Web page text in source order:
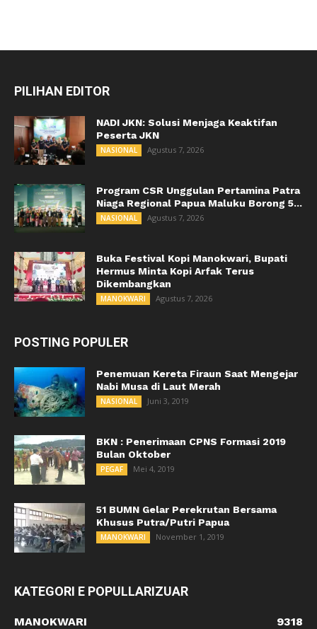
PILIHAN EDITOR
NADI JKN: Solusi Menjaga Keaktifan
Peserta JKN
NASIONAL Agustus 7, 2026
Program CSR Unggulan Pertamina Patra
Niaga Regional Papua Maluku Borong 5...
NASIONAL Agustus 7, 2026
Buka Festival Kopi Manokwari, Bupati
Hermus Minta Kopi Arfak Terus
Dikembangkan
MANOKWARI Agustus 7, 2026
POSTING POPULER
Penemuan Kereta Firaun Saat Mengejar
Nabi Musa di Laut Merah
NASIONAL Juni 3, 2019
BKN : Penerimaan CPNS Formasi 2019
Bulan Oktober
PEGAF Mei 4, 2019
51 BUMN Gelar Perekrutan Bersama
Khusus Putra/Putri Papua
MANOKWARI November 1, 2019
KATEGORI E POPULLARIZUAR
MANOKWARI
9318